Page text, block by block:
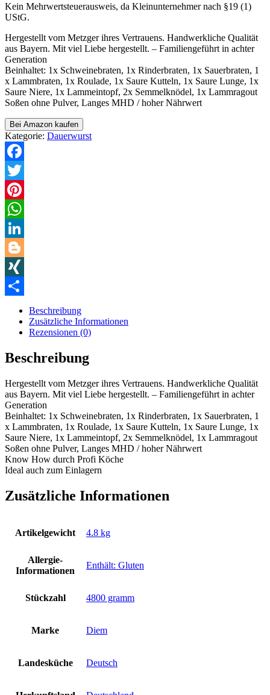
Kein Mehrwertsteuerausweis, da Kleinunternehmer nach §19 (1)
UStG.
Hergestellt vom Metzger ihres Vertrauens. Handwerkliche Qualität
aus Bayern. Mit viel Liebe hergestellt. – Familiengeführt in achter
Generation
Beinhaltet: 1x Schweinebraten, 1x Rinderbraten, 1x Sauerbraten, 1
x Lammbraten, 1x Roulade, 1x Saure Kutteln, 1x Saure Lunge, 1x
Saure Niere, 1x Lammeintopf, 2x Semmelknödel, 1x Lammragout
Soßen ohne Pulver, Langes MHD / hoher Nährwert
Bei Amazon kaufen
Kategorie: Dauerwurst
Facebook
Twitter
Pinterest
WhatsApp
LinkedIn
Blogger
XING
Beschreibung
Zusätzliche Informationen
Rezensionen (0)
Beschreibung
Hergestellt vom Metzger ihres Vertrauens. Handwerkliche Qualität
aus Bayern. Mit viel Liebe hergestellt. – Familiengeführt in achter
Generation
Beinhaltet: 1x Schweinebraten, 1x Rinderbraten, 1x Sauerbraten, 1
x Lammbraten, 1x Roulade, 1x Saure Kutteln, 1x Saure Lunge, 1x
Saure Niere, 1x Lammeintopf, 2x Semmelknödel, 1x Lammragout
Soßen ohne Pulver, Langes MHD / hoher Nährwert
Know How durch Profi Köche
Ideal auch zum Einlagern
Zusätzliche Informationen
Artikelgewicht ‎4.8 kg
Allergie-
Informationen
‎Enthält: Gluten
Stückzahl ‎4800 gramm
Marke ‎Diem
Landesküche ‎Deutsch